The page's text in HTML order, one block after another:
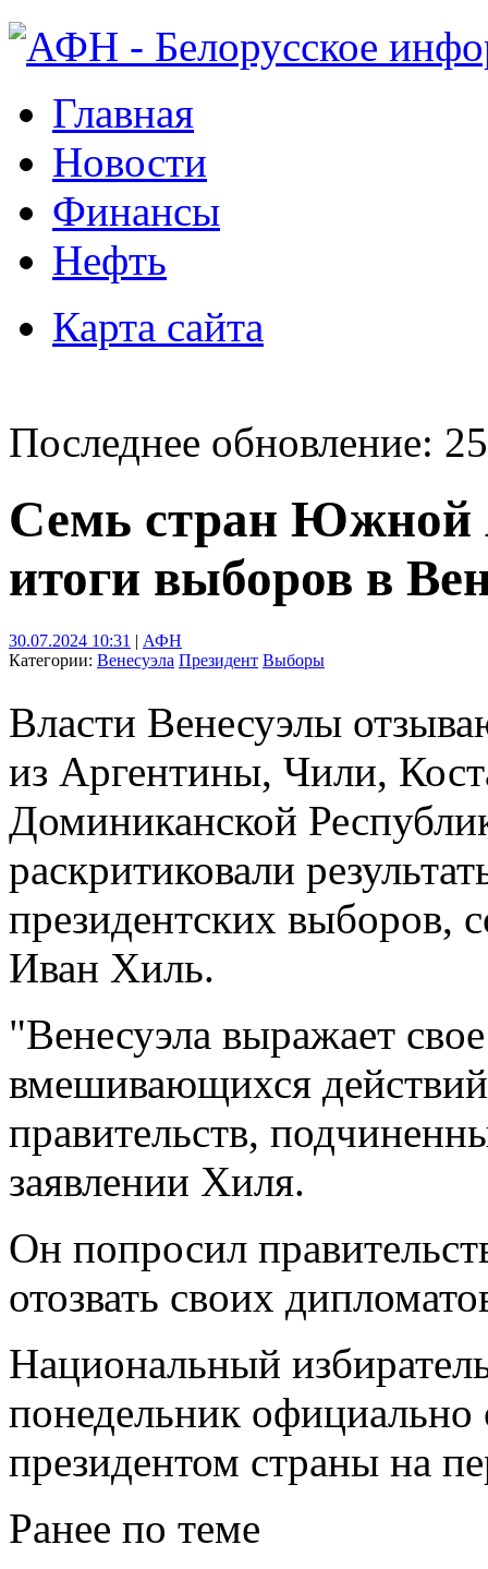
Главная
Новости
Финансы
Нефть
Карта сайта
Последнее обновление:
Семь стран Южной
итоги выборов в
30.07.2024 10:31 | АФН
Категории: Венесуэла Президент Выборы
Власти Венесуэлы
из Аргентины, Чили,
Доминиканской
раскритиковали
президентских
Иван Хиль.
"Венесуэла выражает
вмешивающихся
правительств,
заявлении Хиля.
Он попросил
отозвать своих
Национальный
понедельник
президентом страны на
Ранее по теме